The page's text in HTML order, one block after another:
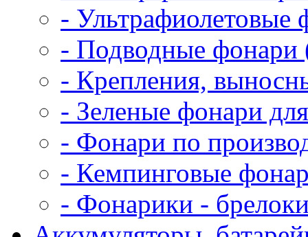
- Ультрафиолетовые
- Подводные фонари
- Крепления,
- Зеленые фонари
- Фонари по
- Кемпинговые
- Фонарики -